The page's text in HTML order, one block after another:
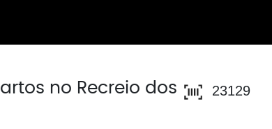
no Recreio dos
23129